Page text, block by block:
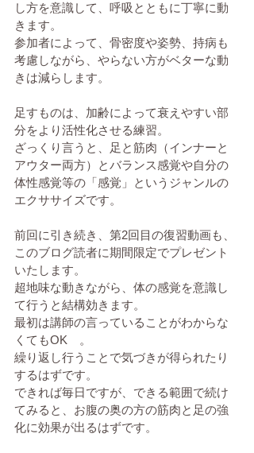
し方を意識して、呼吸とともに丁寧に動
きます。
参加者によって、骨密度や姿勢、持病も
考慮しながら、やらない方がベターな動
きは減らします。
足すものは、加齢によって衰えやすい部
分をより活性化させる練習。
ざっくり言うと、足と筋肉（インナーと
アウター両方）とバランス感覚や自分の
体性感覚等の「感覚」というジャンルの
エクササイズです。
前回に引き続き、第2回目の復習動画も、
このブログ読者に期間限定でプレゼント
いたします。
超地味な動きながら、体の感覚を意識し
て行うと結構効きます。
最初は講師の言っていることがわからな
くてもOK　。
繰り返し行うことで気づきが得られたり
するはずです。
できれば毎日ですが、できる範囲で続け
てみると、お腹の奥の方の筋肉と足の強
化に効果が出るはずです。